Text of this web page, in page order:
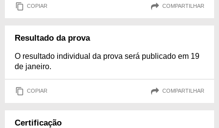
COPIAR COMPARTILHAR
Resultado da prova
O resultado individual da prova será publicado em 19
de janeiro.
COPIAR COMPARTILHAR
Certificação